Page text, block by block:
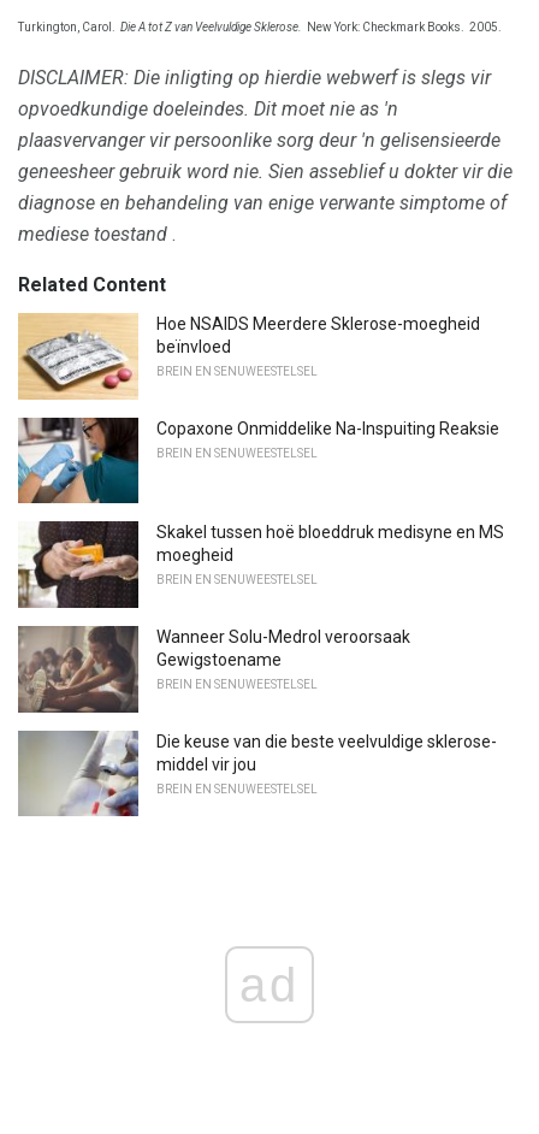
Turkington, Carol. Die A tot Z van Veelvuldige Sklerose. New York: Checkmark Books. 2005.
DISCLAIMER: Die inligting op hierdie webwerf is slegs vir
opvoedkundige doeleindes. Dit moet nie as 'n
plaasvervanger vir persoonlike sorg deur 'n gelisensieerde
geneesheer gebruik word nie. Sien asseblief u dokter vir die
diagnose en behandeling van enige verwante simptome of
mediese toestand .
Related Content
Hoe NSAIDS Meerdere Sklerose-moegheid
beïnvloed
BREIN EN SENUWEESTELSEL
Copaxone Onmiddelike Na-Inspuiting Reaksie
BREIN EN SENUWEESTELSEL
Skakel tussen hoë bloeddruk medisyne en MS
moegheid
BREIN EN SENUWEESTELSEL
Wanneer Solu-Medrol veroorsaak
Gewigstoename
BREIN EN SENUWEESTELSEL
Die keuse van die beste veelvuldige sklerose-
middel vir jou
BREIN EN SENUWEESTELSEL
ad